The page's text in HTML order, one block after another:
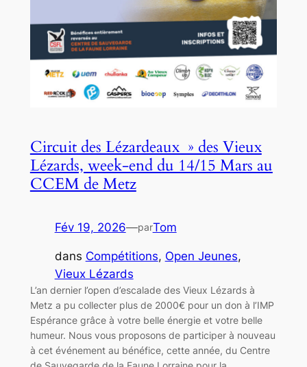
Circuit des Lézardeaux » des Vieux
Lézards, week-end du 14/15 Mars au
CCEM de Metz
Fév 19, 2026—parTom
dans Compétitions, Open Jeunes
Vieux Lézards
L’an dernier l’open d’escalade des Vieux Lézards à
Metz a pu collecter plus de 2000€ pour un don à l’IMP
Espérance grâce à votre belle énergie et votre belle
humeur. Nous vous proposons de participer à nouveau
à cet événement au bénéfice, cette année, du Centre